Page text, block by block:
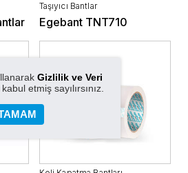
Taşıyıcı Bantlar
Egebant TNT710
Gizlilik ve Veri
kabul etmiş sayılırsınız.